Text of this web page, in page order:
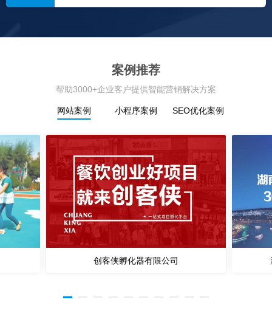
案例推荐
帮助3000+企业客户提供智能营销解决方案
网站案例 小程序案例 SEO优化案例
创客侠孵化器有限公司